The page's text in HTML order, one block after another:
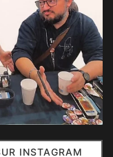
INSTAGRAM